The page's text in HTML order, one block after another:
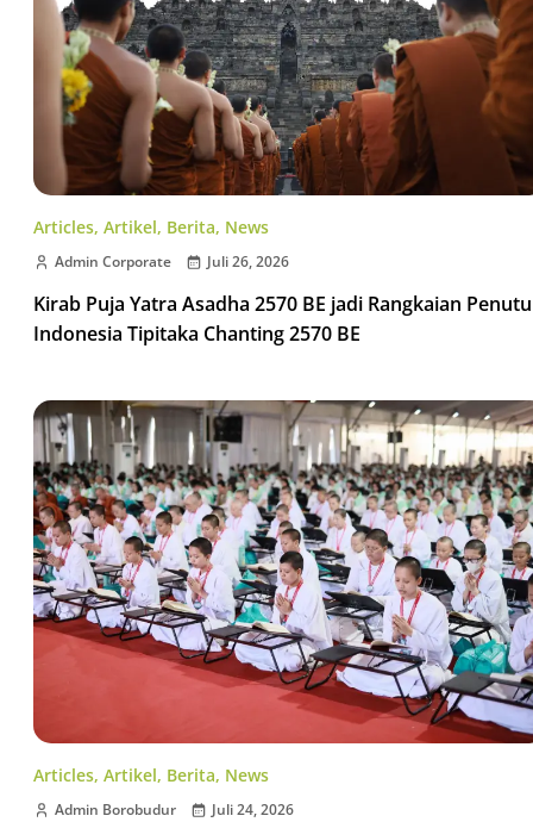
Articles, Artikel, Berita, News
Admin Corporate Juli 26, 2026
Kirab Puja Yatra Asadha 2570 BE jadi Rangkaian
Indonesia Tipitaka Chanting 2570 BE
Articles, Artikel, Berita, News
Admin Borobudur Juli 24, 2026